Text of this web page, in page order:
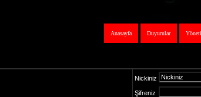
Duyurular
Anasayfa
Nickiniz
Şifreniz